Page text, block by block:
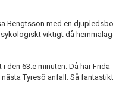
Bengtsson med en
viktigt då
63:e minuten. Då har Frida
Tyresö anfall. Så